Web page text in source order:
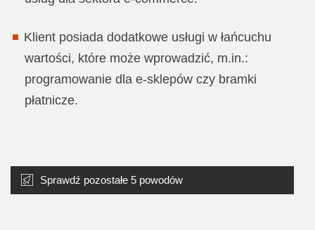
Klient posiada dodatkowe usługi w łańcuchu
wartości, które może wprowadzić, m.in.:
programowanie dla e-sklepów czy bramki
płatnicze.
Sprawdź pozostałe 5 powodów